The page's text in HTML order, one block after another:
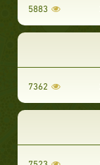
5883
7362